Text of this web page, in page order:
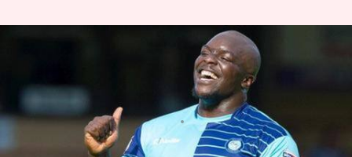
'द रॉक' से मिलने के बाद WWE
ज्वाइन करना चाहता है यह प्रोफेशनल
फुटबॉलर
लेखन Neeraj Pandey Apr 16, 2019 08:25 pm